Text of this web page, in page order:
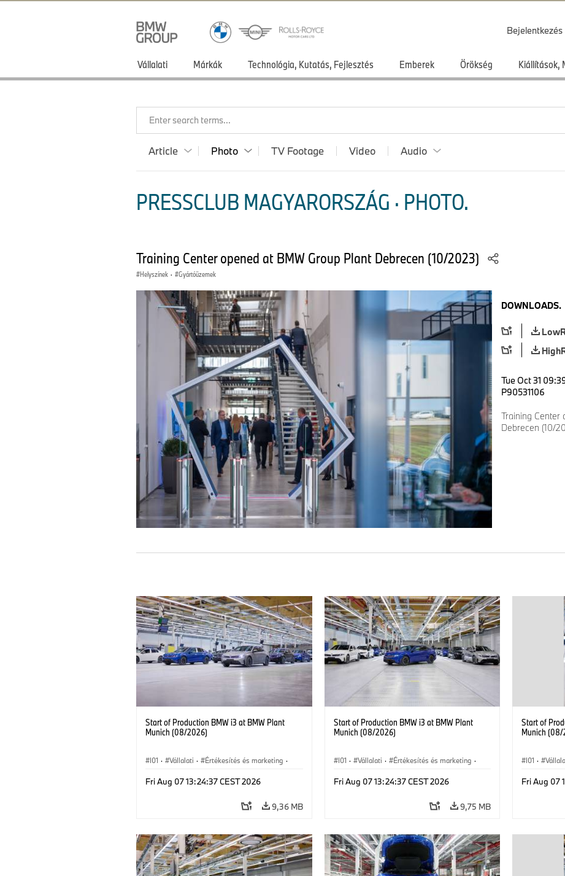
Bejelentkezés
Vállalati Márkák Technológia, Kutatás, Fejlesztés Emberek Örökség Kiállítások,
Enter search terms...
Article Photo TV Footage Video Audio
PRESSCLUB MAGYARORSZÁG · PHOTO.
Training Center opened at BMW Group Plant Debrecen (10/2023)
Helyszínek · Gyártóüzemek
DOWNLOADS.
Tue Oct 31
P90531106
Training Center
Debrecen (10/
Start of Production BMW i3 at BMW Plant
Munich (08/2026)
I01 · Vállalati · Értékesítés és marketing ·
Fri Aug 07 13:24:37 CEST 2026
9,36 MB
Start of Production BMW i3 at BMW Plant
Munich (08/2026)
I01 · Vállalati · Értékesítés és marketing ·
Fri Aug 07 13:24:37 CEST 2026
9,75 MB
Start of
Munich
I01 ·
Fri Aug 07